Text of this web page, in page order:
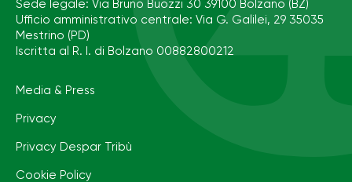
Sede legale: Via Bruno Buozzi 30 39100 Bolzano (BZ)
Ufficio amministrativo centrale: Via G. Galilei, 29 35035
Mestrino (PD)
Iscritta al R. I. di Bolzano 00882800212
Media & Press
Privacy
Privacy Despar Tribù
Cookie Policy